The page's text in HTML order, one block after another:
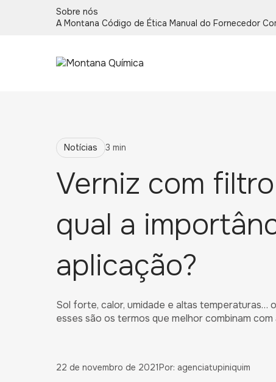
Sobre nós
A Montana Código de Ética Manual do Fornecedor
Notícias 3 min
Verniz com
qual a
aplicação?
Sol forte, calor, umidade e altas temperaturas…
esses são os termos que melhor combinam
22 de novembro de 2021 Por: agenciatupiniquim